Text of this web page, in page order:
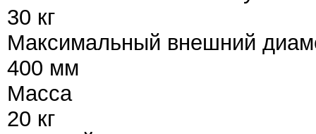
30 кг
Максимальный внешний
400 мм
Масса
20 кг